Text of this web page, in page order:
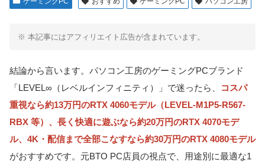
※ 本記事にはアフィリエイト広告が含まれています。
結論から言います。パソコン工房のゲーミングPCブランド
「LEVEL∞（レベルインフィニティ）」で迷ったら、
コスパ
重視なら約13万円のRTX 4060モデル（LEVEL-M1P5-R567-
RBX 等）、長く快適に遊ぶなら約20万円のRTX 4070モデ
ル、4K・配信まで全部こなすなら約30万円のRTX 4080モデル
がおすすめです。元BTO PC店員の視点で、用途別に最適な1